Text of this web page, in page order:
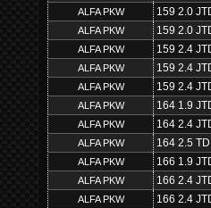
ALFA PKW 159 2.0
ALFA PKW 159 2.0
ALFA PKW 159 2.4
ALFA PKW 159 2.4
ALFA PKW 159 2.4
ALFA PKW 164 1.9
ALFA PKW 164 2.4
ALFA PKW 164 2.5 TD
ALFA PKW 166 1.9
ALFA PKW 166 2.4
ALFA PKW 166 2.4